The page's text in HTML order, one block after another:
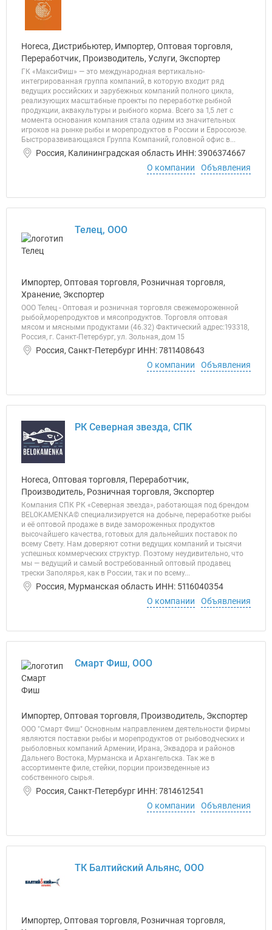
Horeca, Дистрибьютер, Импортер, Оптовая торговля,
Переработчик, Производитель, Услуги, Экспортер
ГК «МаксиФиш» — это международная вертикально-
интегрированная группа компаний, в которую входит ряд
ведущих российских и зарубежных компаний полного цикла,
реализующих масштабные проекты по переработке рыбной
продукции, аквакультуры и рыбного корма. Всего за 1,5 лет с
момента основания компания стала одним из значительных
игроков на рынке рыбы и морепродуктов в России и Евросоюзе.
Быстроразвивающаяся Группа Компаний, головной офис в...
Россия, Калининградская область ИНН: 3906374667
О компании
Объявления
Телец, ООО
Импортер, Оптовая торговля, Розничная торговля,
Хранение, Экспортер
ООО Телец - Оптовая и розничная торговля свежемороженной
рыбой,морепродуктов и мясопродуктов. Торговля оптовая
мясом и мясными продуктами (46.32) Фактический адрес:193318,
Россия, г. Санкт-Петербург, ул. Зольная, дом 15
Россия, Санкт-Петербург ИНН: 7811408643
О компании
Объявления
РК Северная звезда, СПК
Horeca, Оптовая торговля, Переработчик,
Производитель, Розничная торговля, Экспортер
Компания СПК РК «Северная звезда», работающая под брендом
BELOKAMENKA© специализируется на добыче, переработке рыбы
и её оптовой продаже в виде замороженных продуктов
высочайшего качества, готовых для дальнейших поставок по
всему Свету. Нам доверяют сотни ведущих компаний и тысячи
успешных коммерческих структур. Поэтому неудивительно, что
мы — ведущий и самый востребованный оптовый продавец
трески Заполярья, как в России, так и по всему...
Россия, Мурманская область ИНН: 5116040354
О компании
Объявления
Смарт Фиш, ООО
Импортер, Оптовая торговля, Производитель, Экспортер
ООО "Смарт Фиш" Основным направлением деятельности фирмы
являются поставки рыбы и морепродуктов от рыбоводческих и
рыболовных компаний Армении, Ирана, Эквадора и районов
Дальнего Востока, Мурманска и Архангельска. Так же в
ассортименте филе, стейки, порции произведенные из
собственного сырья.
Россия, Санкт-Петербург ИНН: 7814612541
О компании
Объявления
ТК Балтийский Альянс, ООО
Импортер, Оптовая торговля, Розничная торговля,